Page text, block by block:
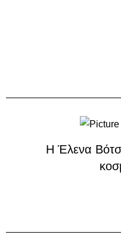
Η Έλενα